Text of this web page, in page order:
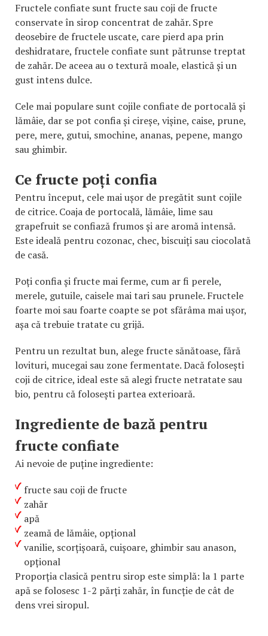
Fructele confiate sunt fructe sau coji de fructe
conservate în sirop concentrat de zahăr. Spre
deosebire de fructele uscate, care pierd apa prin
deshidratare, fructele confiate sunt pătrunse treptat
de zahăr. De aceea au o textură moale, elastică și un
gust intens dulce.
Cele mai populare sunt cojile confiate de portocală și
lămâie, dar se pot confia și cireșe, vișine, caise, prune,
pere, mere, gutui, smochine, ananas, pepene, mango
sau ghimbir.
Ce fructe poți confia
Pentru început, cele mai ușor de pregătit sunt cojile
de citrice. Coaja de portocală, lămâie, lime sau
grapefruit se confiază frumos și are aromă intensă.
Este ideală pentru cozonac, chec, biscuiți sau ciocolată
de casă.
Poți confia și fructe mai ferme, cum ar fi perele,
merele, gutuile, caisele mai tari sau prunele. Fructele
foarte moi sau foarte coapte se pot sfărâma mai ușor,
așa că trebuie tratate cu grijă.
Pentru un rezultat bun, alege fructe sănătoase, fără
lovituri, mucegai sau zone fermentate. Dacă folosești
coji de citrice, ideal este să alegi fructe netratate sau
bio, pentru că folosești partea exterioară.
Ingrediente de bază pentru
fructe confiate
Ai nevoie de puține ingrediente:
fructe sau coji de fructe
zahăr
apă
zeamă de lămâie, opțional
vanilie, scorțișoară, cuișoare, ghimbir sau anason,
opțional
Proporția clasică pentru sirop este simplă: la 1 parte
apă se folosesc 1-2 părți zahăr, în funcție de cât de
dens vrei siropul.